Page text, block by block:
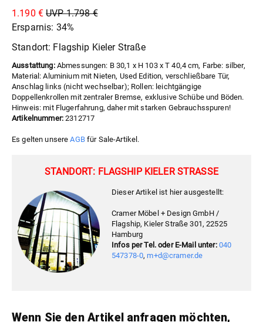
1.190 € UVP 1.798 €
Ersparnis: 34%
Standort: Flagship Kieler Straße
Ausstattung:Abmessungen: B 30,1 x H 103 x T 40,4 cm, Farbe: silber,
Material: Aluminium mit Nieten, Used Edition, verschließbare Tür,
Anschlag links (nicht wechselbar); Rollen: leichtgängige
Doppellenkrollen mit zentraler Bremse, exklusive Schübe und Böden.
Hinweis: mit Flugerfahrung, daher mit starken Gebrauchsspuren!
Artikelnummer: 2312717
Es gelten unsereAGBfür Sale-Artikel.
STANDORT: FLAGSHIP KIELER STRASSE
Dieser Artikel ist hier ausgestellt:
Cramer Möbel + Design GmbH /
Flagship, Kieler Straße 301, 22525
Hamburg
Infos per Tel. oder E-Mail unter: 040
547378-0,m+d@cramer.de
Wenn Sie den Artikel anfragen möchten,